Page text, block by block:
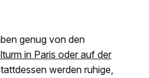
genug von den
in Paris oder auf der
werden ruhige,